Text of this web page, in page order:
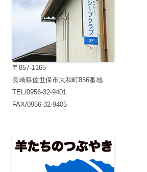
〒857-1165
長崎県佐世保市大和町856番地
TEL/0956-32-9401
FAX/0956-32-9405